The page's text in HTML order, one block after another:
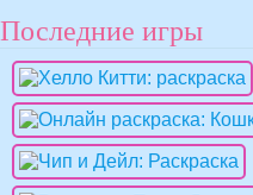
Последние игры